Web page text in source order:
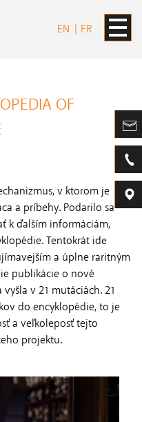
EN FR
OF
v ktorom je
a príbehy. Podarilo sa
k ďalším informáciám,
Tentokrát ide
a úplne raritným
publikácie o nové
v 21 mutáciách. 21
do encyklopédie, to je
a veľkoleposť tejto
projektu.